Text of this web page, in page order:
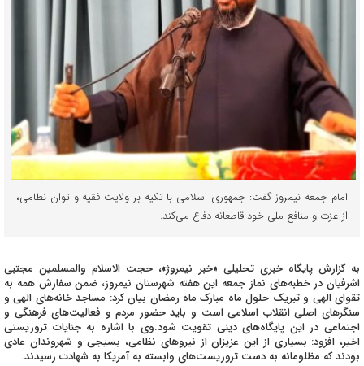
امام جمعه نیمروز گفت: جمهوری اسلامی با تکیه بر ولایت فقیه و توان نظامی،
از عزت و منافع ملی خود قاطعانه دفاع می‌کند.
به گزارش پایگاه خبری تحلیلی «خبر نیمروژ»، حجت الاسلام والمسلمین مجتبی
اشرفیان در خطبه‌های نماز جمعه این هفته شهرستان نیمروز، ضمن سفارش همه به
تقوای الهی و تبریک حلول ماه مبارک ماه رمضان بیان کرد: مساجد خانه‌های الهی و
سنگرهای اصلی انقلاب اسلامی است و باید حضور مردم و فعالیت‌های فرهنگی و
اجتماعی در این پایگاه‌های دینی تقویت شود.وی با اشاره به جنایات تروریستی
اخیر، افزود: بسیاری از این عزیزان از نیروهای نظامی، بسیجی و شهروندان عادی
بودند که مظلومانه به دست تروریست‌های وابسته به آمریکا به شهادت رسیدند.